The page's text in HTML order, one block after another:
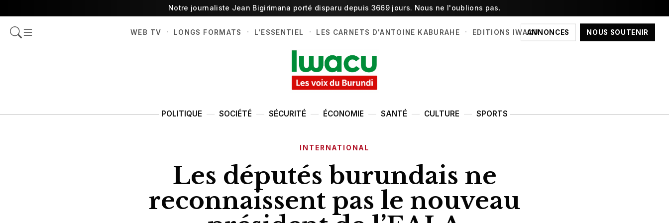
Notre journaliste Jean Bigirimana porté disparu depuis 3669 jours. Nous ne l'oublions pas.
ANNONCES NOUS SOUTENIR
WEB TV · LONGS FORMATS · L'ESSENTIEL · LES CARNETS D'ANTOINE KABURAHE · EDITIONS IWACU
POLITIQUE SOCIÉTÉ SÉCURITÉ ÉCONOMIE SANTÉ CULTURE SPORTS
INTERNATIONAL
Les députés burundais ne
reconnaissent pas le nouveau